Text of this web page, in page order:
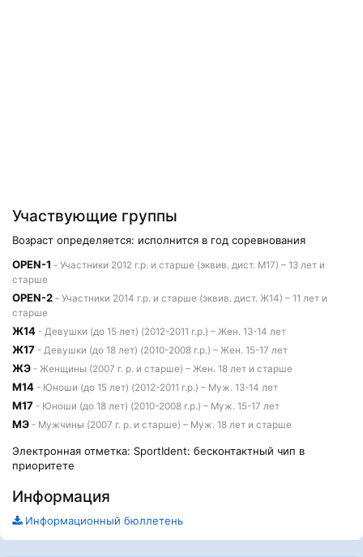
Участвующие группы
Возраст определяется: исполнится в год соревнования
OPEN-1 - Участники 2012 г.р. и старше (эквив. дист. М17) – 13 лет и
старше
OPEN-2 - Участники 2014 г.р. и старше (эквив. дист. Ж14) – 11 лет и
старше
Ж14 - Девушки (до 15 лет) (2012-2011 г.р.) – Жен. 13-14 лет
Ж17 - Девушки (до 18 лет) (2010-2008 г.р.) – Жен. 15-17 лет
ЖЭ - Женщины (2007 г. р. и старше) – Жен. 18 лет и старше
М14 - Юноши (до 15 лет) (2012-2011 г.р.) – Муж. 13-14 лет
М17 - Юноши (до 18 лет) (2010-2008 г.р.) – Муж. 15-17 лет
МЭ - Мужчины (2007 г. р. и старше) – Муж. 18 лет и старше
Электронная отметка: SportIdent: бесконтактный чип в
приоритете
Информация
Информационный бюллетень